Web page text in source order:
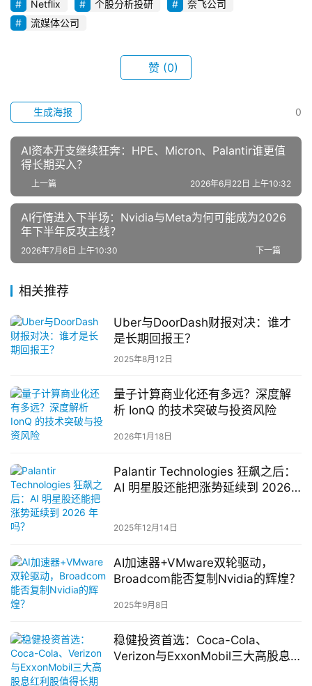
n
Netflix 个股分析投研
奈飞公司
流媒体公司
赞 (0)
0
生成海报
AI资本开支继续狂奔：HPE、Micron、Palantir谁更值
得长期买入？
上一篇 2026年6月22日 上午10:32
AI行情进入下半场：Nvidia与Meta为何可能成为2026
年下半年反攻主线？
下一篇
2026年7月6日 上午10:30
相关推荐
Uber与DoorDash财报对决：谁才
是长期回报王？
2025年8月12日
量子计算商业化还有多远？深度解
析 IonQ 的技术突破与投资风险
2026年1月18日
Palantir Technologies 狂飙之后：
AI 明星股还能把涨势延续到 2026
2025年12月14日
AI加速器+VMware双轮驱动，
Broadcom能否复制Nvidia的辉煌？
2025年9月8日
稳健投资首选：Coca-Cola、
Verizon与ExxonMobil三大高股息